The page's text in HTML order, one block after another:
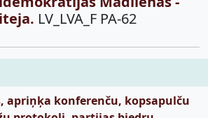
LV_LVA_F PA-62
apriņķa konferenču, kopsapulču